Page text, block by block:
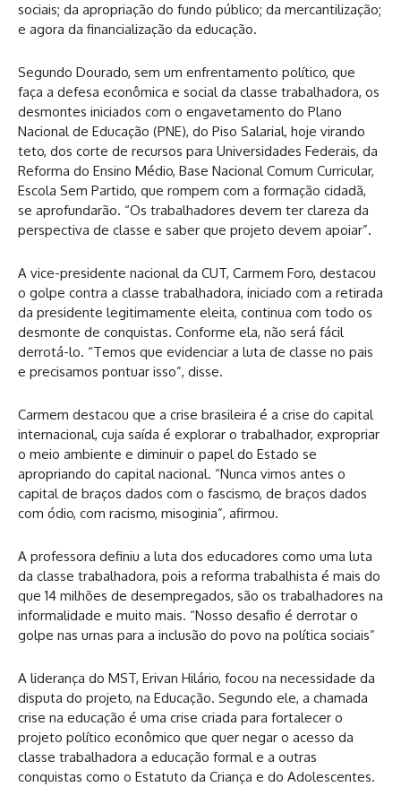
sociais; da apropriação do fundo público; da mercantilização;
e agora da financialização da educação.
Segundo Dourado, sem um enfrentamento político, que
faça a defesa econômica e social da classe trabalhadora, os
desmontes iniciados com o engavetamento do Plano
Nacional de Educação (PNE), do Piso Salarial, hoje virando
teto, dos corte de recursos para Universidades Federais, da
Reforma do Ensino Médio, Base Nacional Comum Curricular,
Escola Sem Partido, que rompem com a formação cidadã,
se aprofundarão. “Os trabalhadores devem ter clareza da
perspectiva de classe e saber que projeto devem apoiar”.
A vice-presidente nacional da CUT, Carmem Foro, destacou
o golpe contra a classe trabalhadora, iniciado com a retirada
da presidente legitimamente eleita, continua com todo os
desmonte de conquistas. Conforme ela, não será fácil
derrotá-lo. “Temos que evidenciar a luta de classe no pais
e precisamos pontuar isso”, disse.
Carmem destacou que a crise brasileira é a crise do capital
internacional, cuja saída é explorar o trabalhador, expropriar
o meio ambiente e diminuir o papel do Estado se
apropriando do capital nacional. “Nunca vimos antes o
capital de braços dados com o fascismo, de braços dados
com ódio, com racismo, misoginia”, afirmou.
A professora definiu a luta dos educadores como uma luta
da classe trabalhadora, pois a reforma trabalhista é mais do
que 14 milhões de desempregados, são os trabalhadores na
informalidade e muito mais. “Nosso desafio é derrotar o
golpe nas urnas para a inclusão do povo na política sociais”
A liderança do MST, Erivan Hilário, focou na necessidade da
disputa do projeto, na Educação. Segundo ele, a chamada
crise na educação é uma crise criada para fortalecer o
projeto político econômico que quer negar o acesso da
classe trabalhadora a educação formal e a outras
conquistas como o Estatuto da Criança e do Adolescentes.